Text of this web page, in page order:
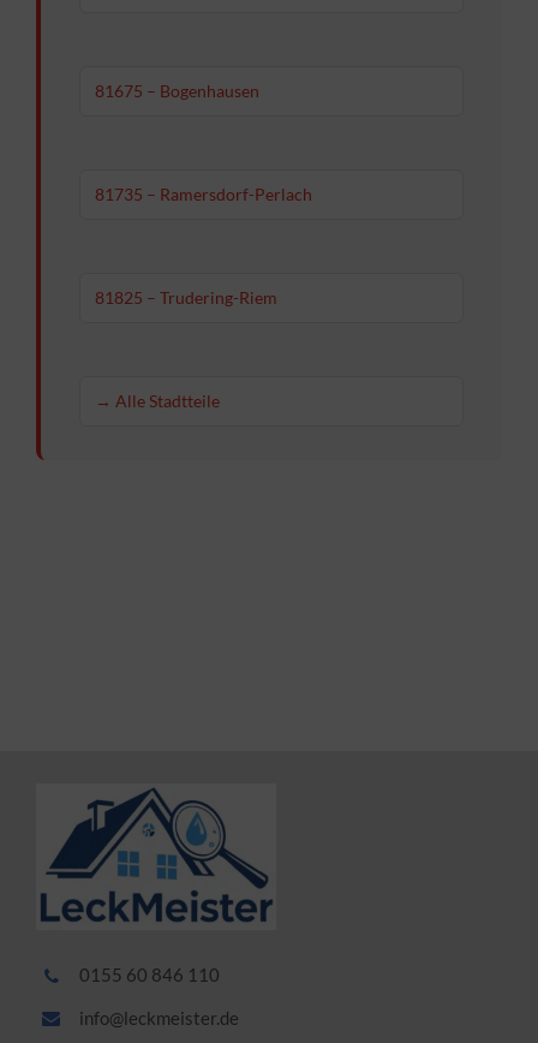
81675 – Bogenhausen
81735 – Ramersdorf-Perlach
81825 – Trudering-Riem
→ Alle Stadtteile
0155 60 846 110
info@leckmeister.de